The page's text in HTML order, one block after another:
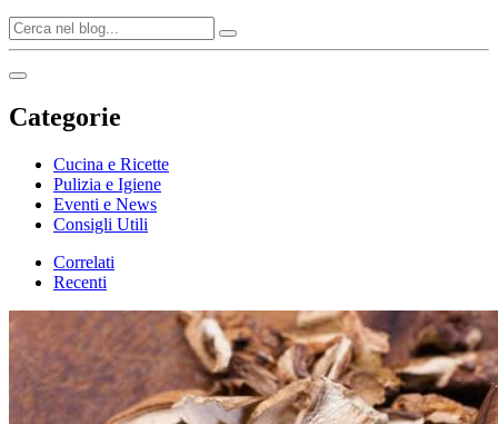
Categorie
Cucina e Ricette
Pulizia e Igiene
Eventi e News
Consigli Utili
Correlati
Recenti